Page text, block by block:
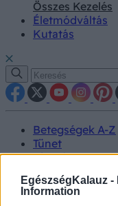
EgészségKalauz -
Information
Összes Kezelés
Életmódváltás
Kutatás
Betegségek A-Z
Tünet
Vizsgálat
Életmódváltás
Kutatás